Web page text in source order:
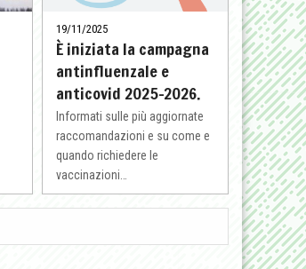
19/11/2025
È iniziata la campagna
antinfluenzale e
anticovid 2025-2026.
Informati sulle più aggiornate
raccomandazioni e su come e
quando richiedere le
vaccinazioni…